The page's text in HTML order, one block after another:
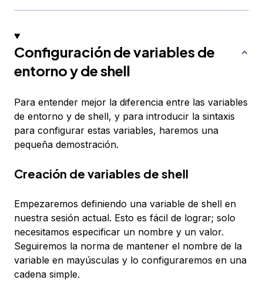
Configuración de variables de
entorno y de shell
Para entender mejor la diferencia entre las variables
de entorno y de shell, y para introducir la sintaxis
para configurar estas variables, haremos una
pequeña demostración.
Creación de variables de shell
Empezaremos definiendo una variable de shell en
nuestra sesión actual. Esto es fácil de lograr; solo
necesitamos especificar un nombre y un valor.
Seguiremos la norma de mantener el nombre de la
variable en mayúsculas y lo configuraremos en una
cadena simple.